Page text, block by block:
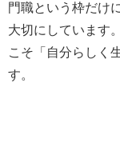
門職という枠だけ
大切にしています
こそ「自分らしく
す。